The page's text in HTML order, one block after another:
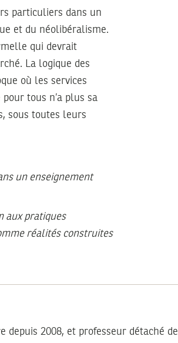
particuliers dans un
et du néolibéralisme.
qui devrait
La logique des
où les services
tous n’a plus sa
sous toutes leurs
un enseignement
aux pratiques
réalités construites
depuis 2008, et professeur détaché de